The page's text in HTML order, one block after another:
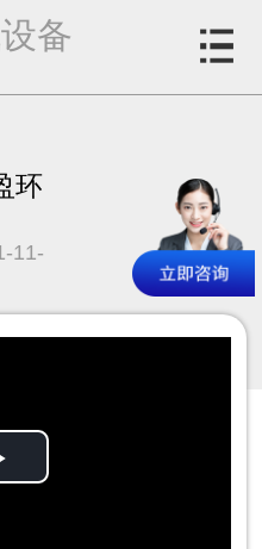
备
环
11-